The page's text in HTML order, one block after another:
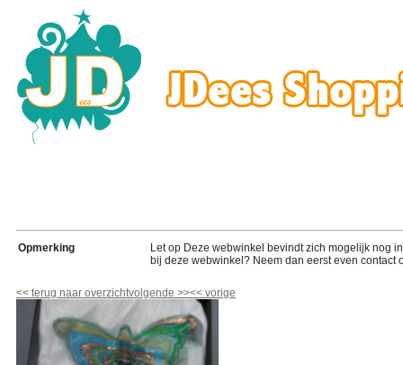
Opmerking
Let op Deze webwinkel bevindt zich mogelijk nog
bij deze webwinkel? Neem dan eerst even contact
<< terug naar overzichtvolgende >><< vorige